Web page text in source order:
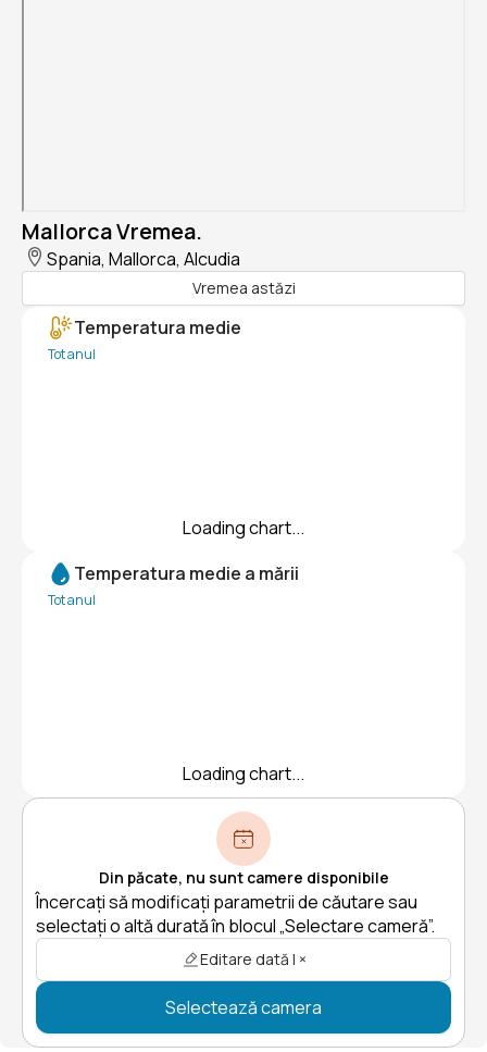
Mallorca Vremea.
Spania, Mallorca, Alcudia
Vremea astăzi
Temperatura medie
Tot anul
Loading chart...
Temperatura medie a mării
Tot anul
Loading chart...
Din păcate, nu sunt camere disponibile
Încercați să modificați parametrii de căutare sau
selectați o altă durată în blocul „Selectare cameră”.
Editare dată | ×
Selectează camera